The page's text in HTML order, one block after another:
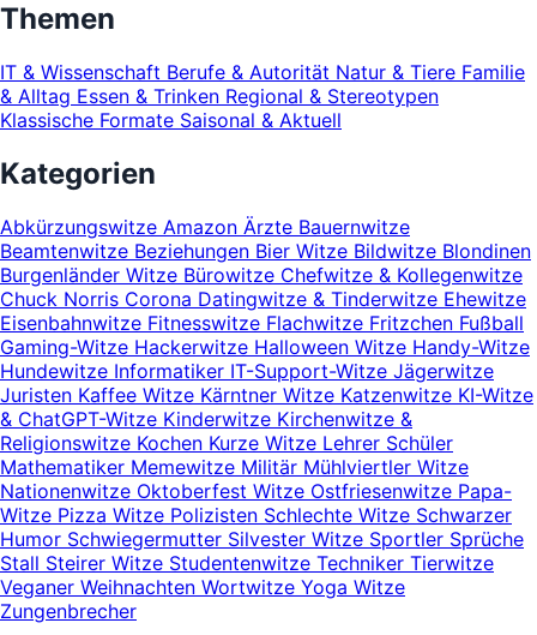
Themen
IT & Wissenschaft Berufe & Autorität Natur & Tiere Familie
& Alltag Essen & Trinken Regional & Stereotypen
Klassische Formate Saisonal & Aktuell
Kategorien
Abkürzungswitze Amazon Ärzte Bauernwitze
Beamtenwitze Beziehungen Bier Witze Bildwitze Blondinen
Burgenländer Witze Bürowitze Chefwitze & Kollegenwitze
Chuck Norris Corona Datingwitze & Tinderwitze Ehewitze
Eisenbahnwitze Fitnesswitze Flachwitze Fritzchen Fußball
Gaming-Witze Hackerwitze Halloween Witze Handy-Witze
Hundewitze Informatiker IT-Support-Witze Jägerwitze
Juristen Kaffee Witze Kärntner Witze Katzenwitze KI-Witze
& ChatGPT-Witze Kinderwitze Kirchenwitze &
Religionswitze Kochen Kurze Witze Lehrer Schüler
Mathematiker Memewitze Militär Mühlviertler Witze
Nationenwitze Oktoberfest Witze Ostfriesenwitze Papa-
Witze Pizza Witze Polizisten Schlechte Witze Schwarzer
Humor Schwiegermutter Silvester Witze Sportler Sprüche
Stall Steirer Witze Studentenwitze Techniker Tierwitze
Veganer Weihnachten Wortwitze Yoga Witze
Zungenbrecher